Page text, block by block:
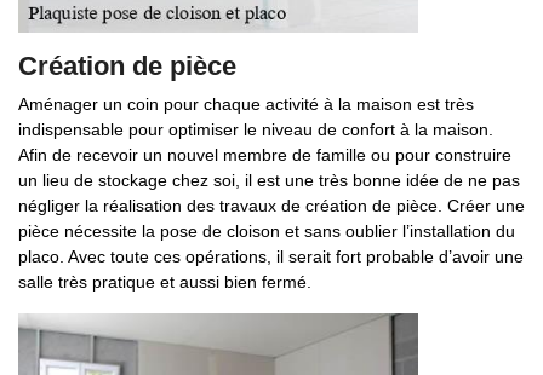
Création de pièce
Aménager un coin pour chaque activité à la maison est très
indispensable pour optimiser le niveau de confort à la maison.
Afin de recevoir un nouvel membre de famille ou pour construire
un lieu de stockage chez soi, il est une très bonne idée de ne pas
négliger la réalisation des travaux de création de pièce. Créer une
pièce nécessite la pose de cloison et sans oublier l’installation du
placo. Avec toute ces opérations, il serait fort probable d’avoir une
salle très pratique et aussi bien fermé.